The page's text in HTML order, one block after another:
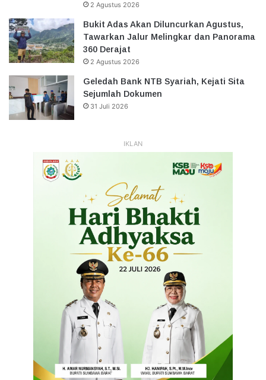
2 Agustus 2026
Bukit Adas Akan Diluncurkan Agustus,
Tawarkan Jalur Melingkar dan Panorama
360 Derajat
2 Agustus 2026
Geledah Bank NTB Syariah, Kejati Sita
Sejumlah Dokumen
31 Juli 2026
IKLAN